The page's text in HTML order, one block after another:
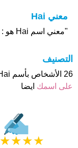
معني Hai
"معني اسم Hai هو : "كومة الشامل
التصنيف
26 الأشخاص بأسم Hai صوت على اسمائهم . من فضلك
على اسمك ايضا
★
★
★
★